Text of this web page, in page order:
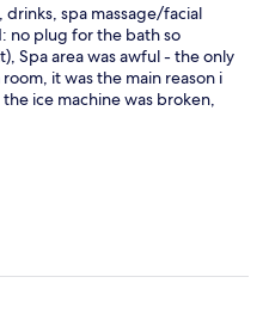
spa massage/facial
no plug for the bath so
Spa area was awful - the only
it was the main reason i
ice machine was broken,
Lack of snacks
restaurant broken Gym very
were not charged up